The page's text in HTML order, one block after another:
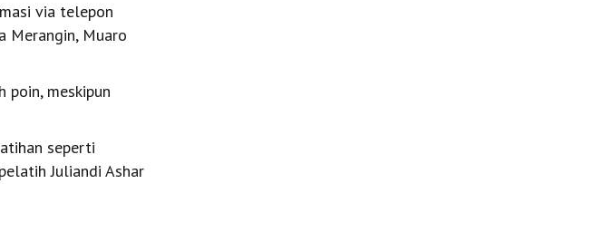
via telepon
Merangin, Muaro
poin, meskipun
seperti
Juliandi Ashar